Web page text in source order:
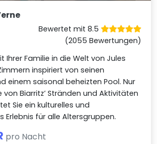
Bewertet mit 8.5
(2055 Bewertungen)
Ihrer Familie in die Welt von Jules
inspiriert von seinen
einem saisonal beheizten Pool. Nur
von Biarritz’ Stränden und Aktivitäten
Sie ein kulturelles und
Erlebnis für alle Altersgruppen.
pro Nacht